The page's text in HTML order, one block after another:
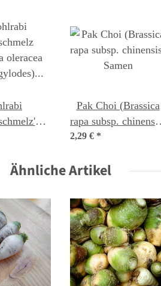
oleracea
Pak Choi (Brassica
rapa subsp.
2,29 € *
Ähnliche Artikel